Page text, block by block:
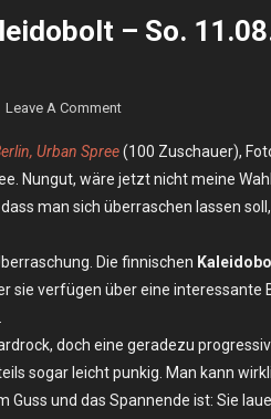
– So.
Leave A CommentOn
Monti,
Kaleidobolt
–
11.08.2024
–
Urban Spree(100 Zuschauer),
Nungut, wäre jetzt nicht meine
man sich überraschen lassen
Die finnischen
sie verfügen über eine
doch eine geradezu
sogar leicht punkig. Man kann
Guss und das Spannende ist: Sie